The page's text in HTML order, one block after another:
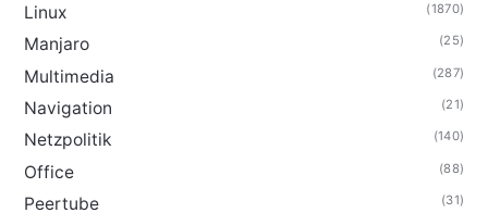
Linux (1870)
Manjaro (25)
Multimedia (287)
Navigation (21)
Netzpolitik (140)
Office (88)
Peertube (31)